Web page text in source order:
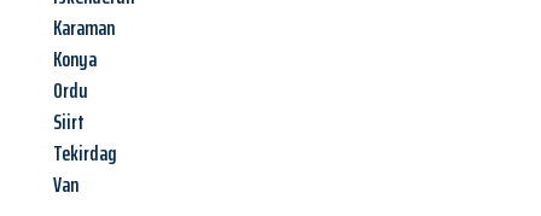
Karaman
Konya
Ordu
Siirt
Tekirdag
Van